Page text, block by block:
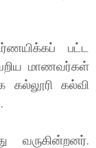
பட்ட
மாணவர்கள்
கல்வி
வருகின்றனர்.